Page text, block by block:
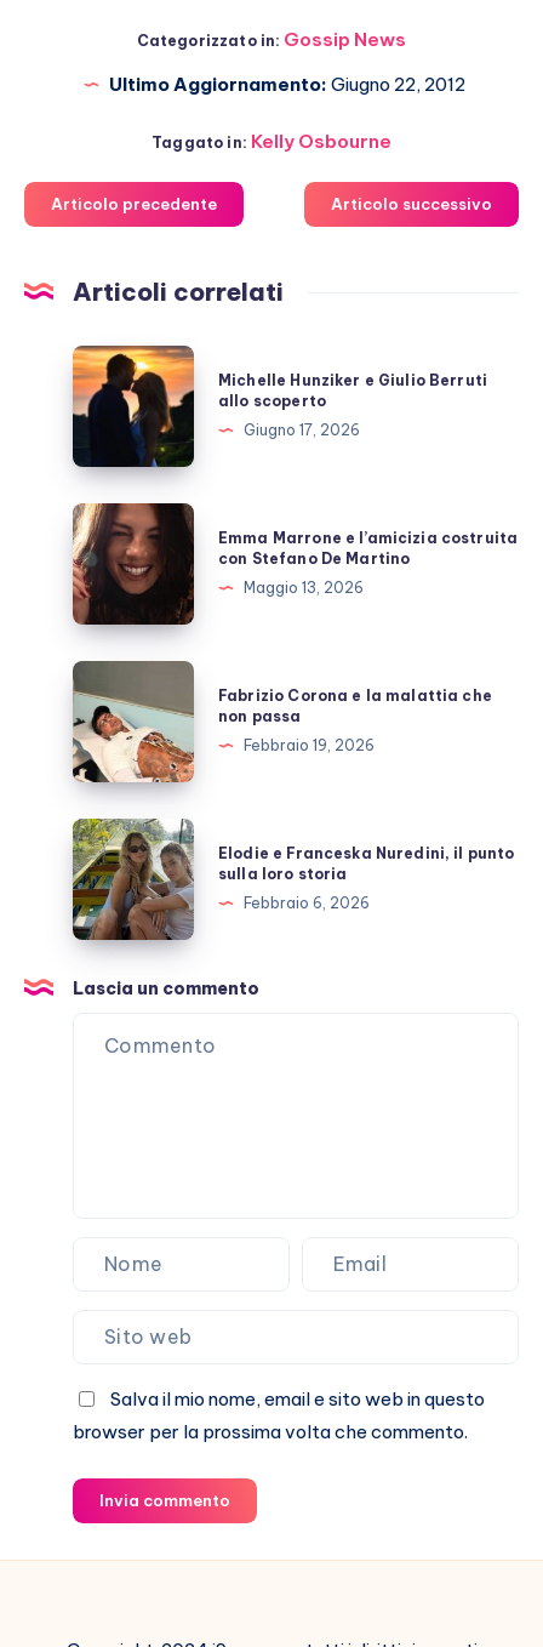
Categorizzato in: Gossip News
Ultimo Aggiornamento: Giugno 22, 2012
Taggato in: Kelly Osbourne
Articolo precedente Articolo successivo
Articoli correlati
Michelle
Hunziker
e
Berruti
allo
scoperto
Michelle Hunziker e Giulio Berruti
allo scoperto
Giugno 17, 2026
Emma
Marrone
e
l’amicizia
costruita
con
Stefano
De
Martino
Emma Marrone e l’amicizia costruita
con Stefano De Martino
Maggio 13, 2026
Fabrizio
Corona
e
la
malattia
che
non
passa
Fabrizio Corona e la malattia che
non passa
Febbraio 19, 2026
Elodie
e
Franceska
Nuredini,
punto
sulla
Elodie e Franceska Nuredini, il punto
sulla loro storia
Febbraio 6, 2026
Lascia un commento
Salva il mio nome, email e sito web in questo
browser per la prossima volta che commento.
Invia commento